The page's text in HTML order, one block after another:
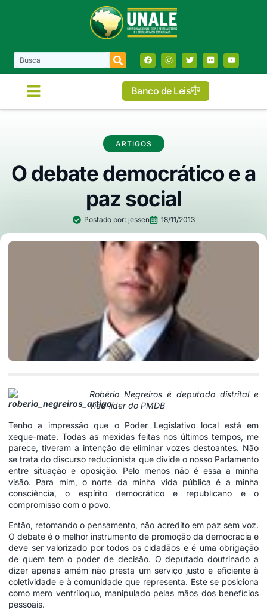
Banco de Leis
ARTIGOS
O debate democrático e a
paz social
Postado por:jessen 18/11/2013
Robério Negreiros é deputado distrital e
vice-líder do PMDB
Tenho a impressão que o Poder Legislativo local está em
xeque-mate. Todas as mexidas feitas nos últimos tempos, me
parece, tiveram a intenção de eliminar vozes destoantes. Não
se trata do discurso reducionista que divide o nosso Parlamento
entre situação e oposição. Pelo menos não é essa a minha
visão. Para mim, o norte da minha vida pública é a minha
consciência, o espírito democrático e republicano e o
compromisso com o povo.
Então, retomando o pensamento, não acredito em paz sem voz.
O debate é o melhor instrumento de promoção da democracia e
deve ser valorizado por todos os cidadãos e é uma obrigação
de quem tem o poder de decisão. O deputado doutrinado a
dizer apenas amém não presta um serviço justo e eficiente à
coletividade e à comunidade que representa. Este se posiciona
como mero ventríloquo, manipulado pelas mãos dos benefícios
pessoais.